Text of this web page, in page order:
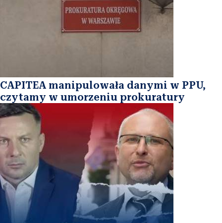
CAPITEA manipulowała danymi w PPU,
czytamy w umorzeniu prokuratury